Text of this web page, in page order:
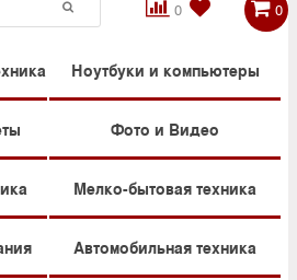
0

 0
Ноутбуки и компьютеры
Фото и Видео
Мелко-бытовая техника
Автомобильная техника